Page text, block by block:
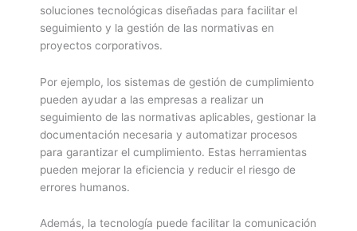
soluciones tecnológicas diseñadas para facilitar el
seguimiento y la gestión de las normativas en
proyectos corporativos.
Por ejemplo, los sistemas de gestión de cumplimiento
pueden ayudar a las empresas a realizar un
seguimiento de las normativas aplicables, gestionar la
documentación necesaria y automatizar procesos
para garantizar el cumplimiento. Estas herramientas
pueden mejorar la eficiencia y reducir el riesgo de
errores humanos.
Además, la tecnología puede facilitar la comunicación